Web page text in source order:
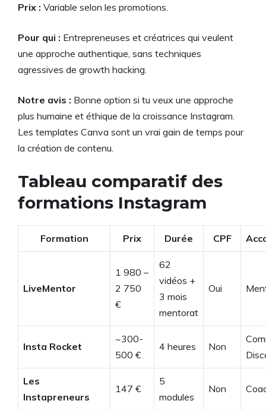
Prix : Variable selon les promotions.
Pour qui : Entrepreneuses et créatrices qui veulent
une approche authentique, sans techniques
agressives de growth hacking.
Notre avis : Bonne option si tu veux une approche
plus humaine et éthique de la croissance Instagram.
Les templates Canva sont un vrai gain de temps pour
la création de contenu.
Tableau comparatif des
formations Instagram
Formation Prix Durée CPF
LiveMentor
1 980 –
2 750
€
62
vidéos +
3 mois
mentorat
Oui
Insta Rocket
~300-
500 €
4 heures Non
Les
Instapreneurs
147 €
5
modules
Non